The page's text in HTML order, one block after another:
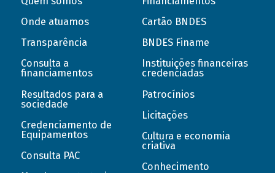
Onde atuamos
Transparência
Consulta a
financiamentos
Resultados para a
sociedade
Credenciamento de
Equipamentos
Consulta PAC
Cartão BNDES
BNDES Finame
Instituições financeiras
credenciadas
Patrocínios
Licitações
Cultura e economia
criativa
Conhecimento